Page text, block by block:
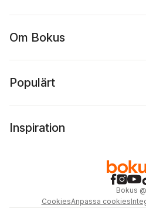
Om Bokus
Populärt
Inspiration
Bokus @
CookiesAnpassa cookies